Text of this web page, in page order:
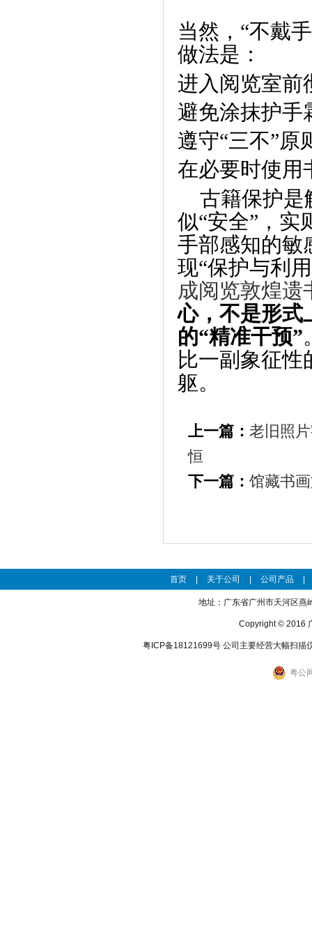
当然， “不戴
做法是：
进入阅览室前
避免涂抹护手
遵守“三不”原
在必要时使用
古籍保护是
似“安全” ，
手部感知的敏
现“保护与利用
成阅览敦煌遗
心，不是形式
的“精准干预”
比一副象征
躯。
上一篇： 老旧照
恒
下一篇： 馆藏书
首页 关于公司 公司产品
地址：广东省广州市天河区
Copyright © 2016
粤ICP备18121699号公司主要经营大幅扫描
粤公